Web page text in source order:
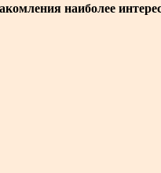
наиболее